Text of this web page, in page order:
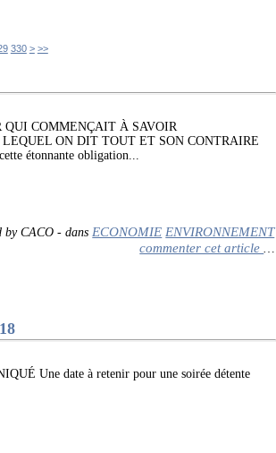
330 340
350
360
370
380
390
400
500
600
700
> >>
QUI COMMENÇAIT À SAVOIR
ON DIT TOUT ET SON CONTRAIRE
étonnante obligation...
by CACO - dansECONOMIE ENVIRONNEMENT
commenter cet article …
Une date à retenir pour une soirée détente